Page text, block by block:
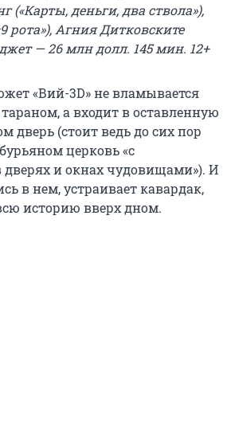
деньги, два ствола»),
рота»), Агния Дитковските
— 26 млн долл. 145 мин. 12+
«Вий-3D» не вламывается
а входит в оставленную
дверь (стоит ведь до сих пор
церковь «с
и окнах чудовищами»). И
в нем, устраивает кавардак,
историю вверх дном.